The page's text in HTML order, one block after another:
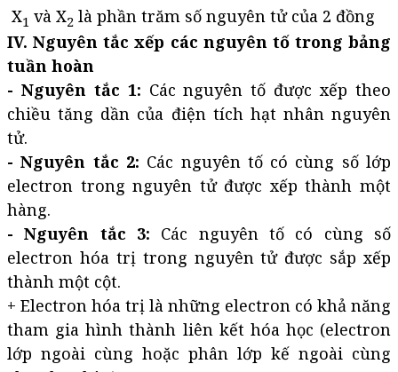
X1 và X2 là phần trăm số nguyên tử của 2 đồng
IV. Nguyên tắc xếp các nguyên tố trong bảng
tuần hoàn
- Nguyên tắc 1: Các nguyên tố được xếp theo
chiều tăng dần của điện tích hạt nhân nguyên
tử.
- Nguyên tắc 2: Các nguyên tố có cùng số lớp
electron trong nguyên tử được xếp thành một
hàng.
- Nguyên tắc 3: Các nguyên tố có cùng số
electron hóa trị trong nguyên tử được sắp xếp
thành một cột.
+ Electron hóa trị là những electron có khả năng
tham gia hình thành liên kết hóa học (electron
lớp ngoài cùng hoặc phân lớp kế ngoài cùng